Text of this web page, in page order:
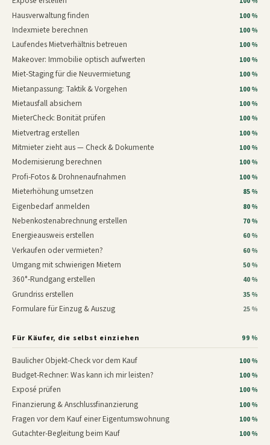
Hausverwaltung finden 100 %
Indexmiete berechnen 100 %
Laufendes Mietverhältnis betreuen 100 %
Makeover: Immobilie optisch aufwerten 100 %
Miet-Staging für die Neuvermietung 100 %
Mietanpassung: Taktik & Vorgehen 100 %
Mietausfall absichern 100 %
MieterCheck: Bonität prüfen 100 %
Mietvertrag erstellen 100 %
Mitmieter zieht aus — Check & Dokumente 100 %
Modernisierung berechnen 100 %
Profi-Fotos & Drohnenaufnahmen 100 %
Mieterhöhung umsetzen 85 %
Eigenbedarf anmelden 80 %
Nebenkostenabrechnung erstellen 70 %
Energieausweis erstellen 60 %
Verkaufen oder vermieten? 60 %
Umgang mit schwierigen Mietern 50 %
360°-Rundgang erstellen 40 %
Grundriss erstellen 35 %
Formulare für Einzug & Auszug 25 %
Für Käufer, die selbst einziehen 99 %
Baulicher Objekt-Check vor dem Kauf 100 %
Budget-Rechner: Was kann ich mir leisten? 100 %
Exposé prüfen 100 %
Finanzierung & Anschlussfinanzierung 100 %
Fragen vor dem Kauf einer Eigentumswohnung 100 %
Gutachter-Begleitung beim Kauf 100 %